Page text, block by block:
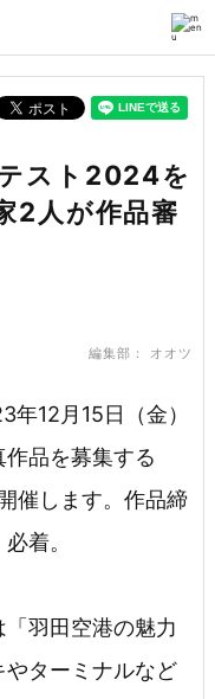
スト2024を
2人が作品審
編集部： オオツ
12月15日（金）
品を募集する
催します。作品締
着。
羽田空港の魅力
ターミナルなど